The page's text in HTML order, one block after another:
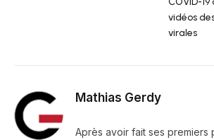
vidéos
virales
Mathias Gerdy
Après avoir fait ses premiers